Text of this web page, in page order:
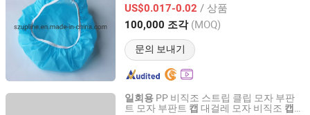
호텔 의사 모자
US$0.017-0.02 / 상품
100,000 조각 (MOQ)
문의 보내기
Jiangsu, China 이후 2017
일회용 PP 비직조 스트립 클립 모자 부판
트 모자 부판트 캡 대걸레 모자 비직조 캡